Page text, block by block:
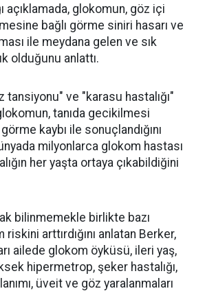
açıklamada, glokomun, göz içi
bağlı görme siniri hasarı ve
ile meydana gelen ve sık
olduğunu anlattı.
tansiyonu" ve "karasu hastalığı"
tanıda gecikilmesi
kaybı ile sonuçlandığını
milyonlarca glokom hastası
her yaşta ortaya çıkabildiğini
bilinmemekle birlikte bazı
arttırdığını anlatan Berker,
ailede glokom öyküsü, ileri yaş,
hipermetrop, şeker hastalığı,
üveit ve göz yaralanmaları